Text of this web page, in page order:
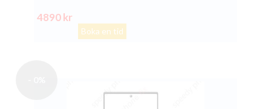
4890 kr
Boka en tid